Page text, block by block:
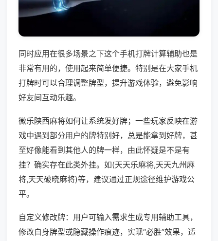
同时应用在很多场景之下这个手机打牌计算辅助也是
非常有用的，使用起来简单便捷。特别是在大家手机
打牌时可以合理调整牌型，提升游戏体验，避免影响
好友间互动乐趣。
微乐陕西麻将如何让系统发好牌；一些玩家反映在游
戏中遇到部分用户的牌特别好，总是能拿到好牌，甚
至好像能看到其他人的牌一样，由此怀疑是不是有
挂？确实存在此类外挂。如(天天乐麻将,天天九州麻
将,天天破晓麻将)等，建议通过正规途径维护游戏公
平。
自定义修改牌：用户可输入需求生成专用辅助工具，
修改自身牌型或隐藏操作痕迹，实现“必胜”效果，适